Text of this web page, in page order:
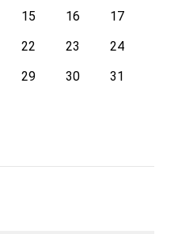
15 16
17
22 23
24
29 30 31